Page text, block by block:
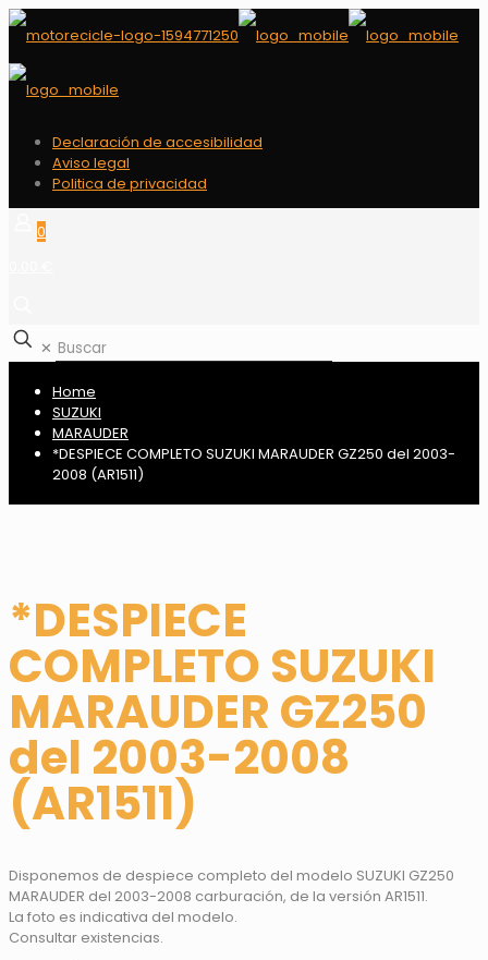
Declaración de accesibilidad
Aviso legal
Politica de privacidad
0
✕
Home
SUZUKI
MARAUDER
*DESPIECE COMPLETO SUZUKI MARAUDER GZ250 del 2003-
2008 (AR1511)
*DESPIECE
COMPLETO SUZUKI
MARAUDER GZ250
del 2003-2008
(AR1511)
Disponemos de despiece completo del modelo SUZUKI GZ250
MARAUDER del 2003-2008 carburación, de la versión AR1511.
La foto es indicativa del modelo.
Consultar existencias.